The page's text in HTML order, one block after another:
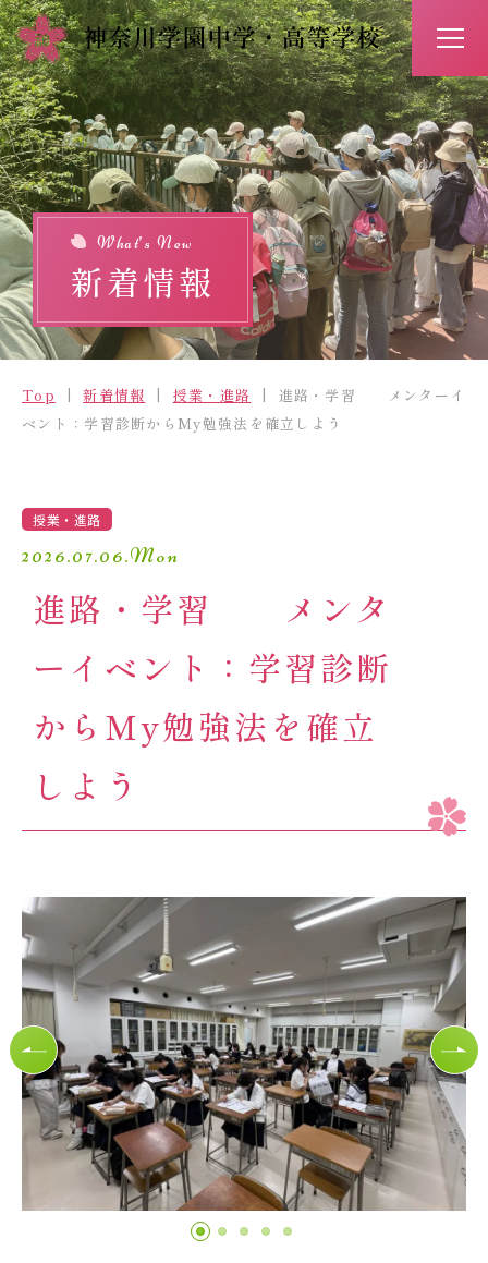
アクセス お問い合わせ
入試情報 イベント予約
Top
新着情報
学校紹介
学園生活
進路・進学
入試情報
受験生の方へ 卒業生の方へ
保護者の方へ
採用情報 精華小学校
Official SNS
What’s New
新着情報
Top 新着情報 授業・進路
進路・学習 メンターイ
ベント：学習診断からMy勉強法を確立しよう
授業・進路
2026.07.06.Mon
進路・学習 メンタ
ーイベント：学習診断
からMy勉強法を確立
しよう